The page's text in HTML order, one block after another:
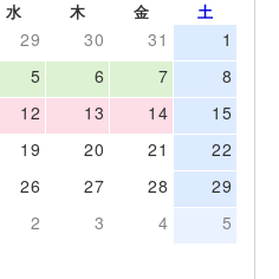
水 木 金 土
29 30 31
1
5 6 7
8
12 13 14
15
19 20 21
22
26 27 28
29
2 3 4 5